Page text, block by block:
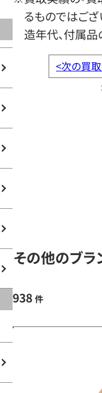
るものではござ
造年代、付属品
<次の買
その他のブラ
938 件